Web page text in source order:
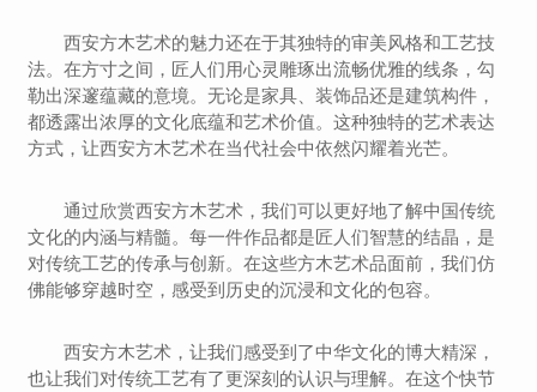
西安方木艺术的魅力还在于其独特的审美风格和工艺技
法。在方寸之间，匠人们用心灵雕琢出流畅优雅的线条，勾
勒出深邃蕴藏的意境。无论是家具、装饰品还是建筑构件，
都透露出浓厚的文化底蕴和艺术价值。这种独特的艺术表达
方式，让西安方木艺术在当代社会中依然闪耀着光芒。
通过欣赏西安方木艺术，我们可以更好地了解中国传统
文化的内涵与精髓。每一件作品都是匠人们智慧的结晶，是
对传统工艺的传承与创新。在这些方木艺术品面前，我们仿
佛能够穿越时空，感受到历史的沉浸和文化的包容。
西安方木艺术，让我们感受到了中华文化的博大精深，
也让我们对传统工艺有了更深刻的认识与理解。在这个快节